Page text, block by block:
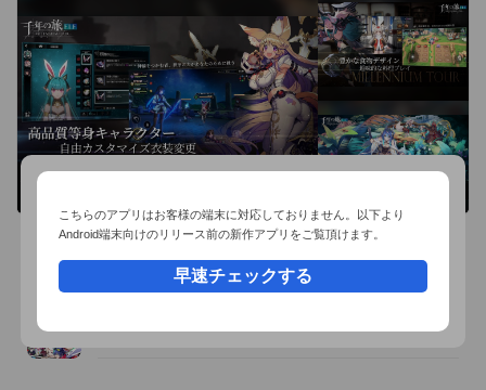
◆◇動作確認端末◇◆
iPhone、iPod touch および iPad 互換 iOS 4.3 以上
Aiming Inc.の配信前アプリ
配信予定時期： 未定
こちらのアプリはお客様の端末に対応しておりません。以下より
Android端末向けのリリース前の新作アプリをご覧頂けます。
早速チェックする